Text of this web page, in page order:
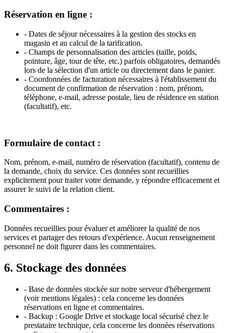
Réservation en ligne :
- Dates de séjour nécessaires à la gestion des stocks en
magasin et au calcul de la tarification.
- Champs de personnalisation des articles (taille, poids,
pointure, âge, tour de tête, etc.) parfois obligatoires, demandés
lors de la sélection d'un article ou directement dans le panier.
- Coordonnées de facturation nécessaires à l'établissement du
document de confirmation de réservation : nom, prénom,
téléphone, e-mail, adresse postale, lieu de résidence en station
(facultatif), etc.
Formulaire de contact :
Nom, prénom, e-mail, numéro de réservation (facultatif), contenu de
la demande, choix du service. Ces données sont recueillies
explicitement pour traiter votre demande, y répondre efficacement et
assurer le suivi de la relation client.
Commentaires :
Données recueillies pour évaluer et améliorer la qualité de nos
services et partager des retours d'expérience. Aucun renseignement
personnel ne doit figurer dans les commentaires.
6. Stockage des données
- Base de données stockée sur notre serveur d'hébergement
(voir mentions légales) : cela concerne les données
réservations en ligne et commentaires.
- Backup : Google Drive et stockage local sécurisé chez le
prestataire technique, cela concerne les données réservations